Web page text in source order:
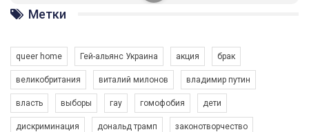
ГАУ є в 16 областях України.
Разом наш голос лунає гучніше!
Метки
queer home Гей-альянс Украина акция брак
великобритания виталий милонов владимир путин
власть выборы гау гомофобия дети
дискриминация дональд трамп законотворчество